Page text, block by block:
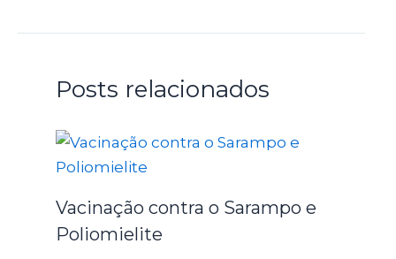
Posts relacionados
Vacinação contra o Sarampo e
Poliomielite